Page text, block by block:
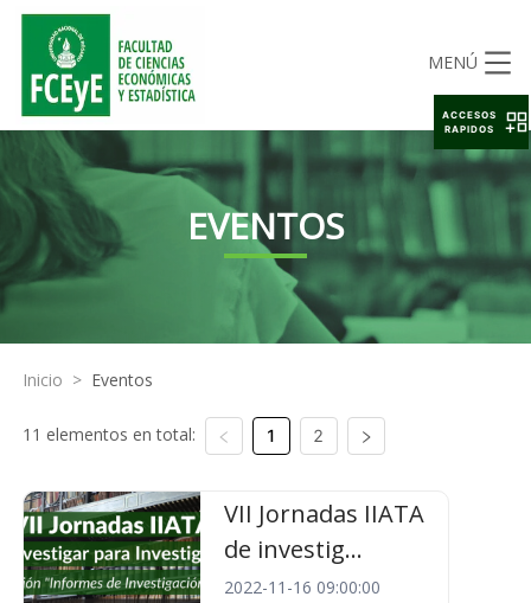
MENÚ
EVENTOS
Inicio > Eventos
11 elementos en total: 1 2
VII Jornadas IIATA
de investig...
2022-11-16 09:00:00
ACCESOS
RAPIDOS